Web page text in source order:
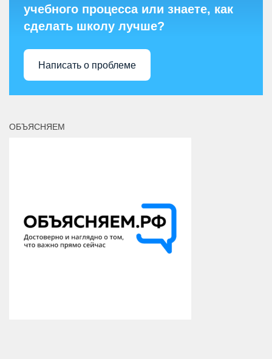
учебного процесса или знаете, как
сделать школу лучше?
Написать о проблеме
ОБЪЯСНЯЕМ